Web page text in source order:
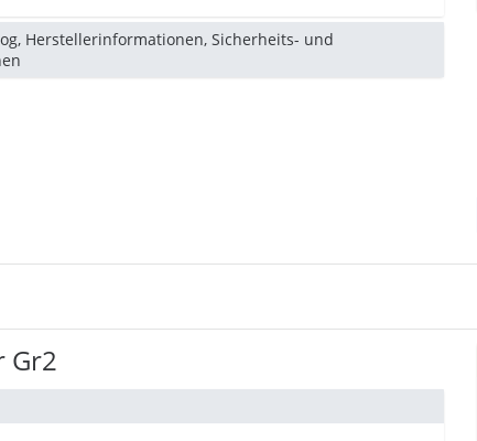
Herstellerinformationen, Sicherheits- und
Gr2